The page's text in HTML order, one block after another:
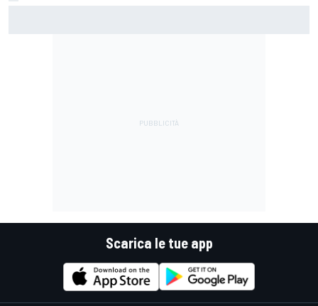
Scarica le tue app